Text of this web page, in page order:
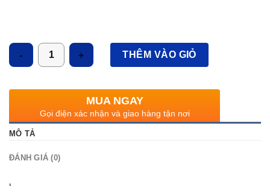
Số lượng
THÊM VÀO GIỎ
MUA NGAY
Gọi điện xác nhận và giao hàng tận nơi
MÔ TẢ
ĐÁNH GIÁ (0)
‘